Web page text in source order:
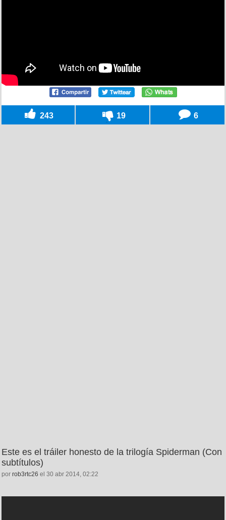
243 19 6
Este es el tráiler honesto de la trilogía Spiderman (Con
subtítulos)
por rob3rtc26 el 30 abr 2014, 02:22